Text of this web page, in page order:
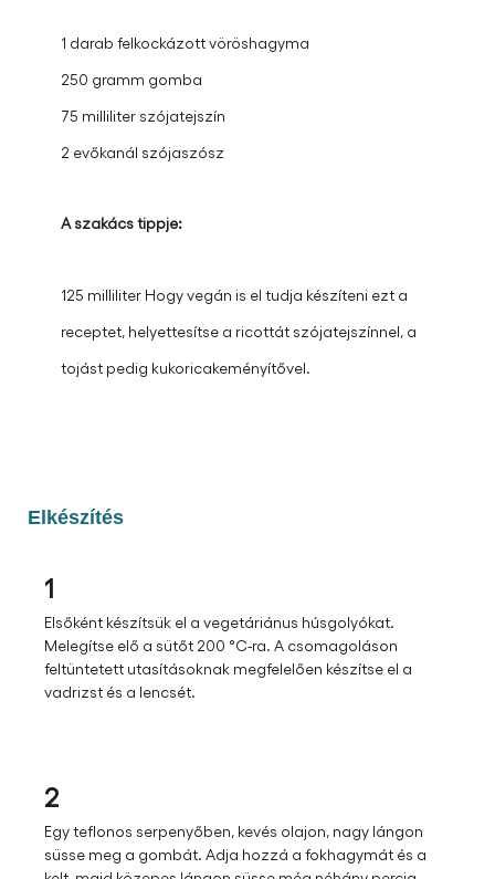
1 darab felkockázott vöröshagyma
250 gramm gomba
75 milliliter szójatejszín
2 evőkanál szójaszósz
A szakács tippje: ​
125 milliliter Hogy vegán is el tudja készíteni ezt a
receptet, helyettesítse a ricottát szójatejszínnel, a
tojást pedig kukoricakeményítővel.​
Elkészítés
1
Elsőként készítsük el a vegetáriánus húsgolyókat.
Melegítse elő a sütőt 200 °C-ra. A csomagoláson
feltüntetett utasításoknak megfelelően készítse el a
vadrizst és a lencsét.​
2
Egy teflonos serpenyőben, kevés olajon, nagy lángon
süsse meg a gombát. Adja hozzá a fokhagymát és a